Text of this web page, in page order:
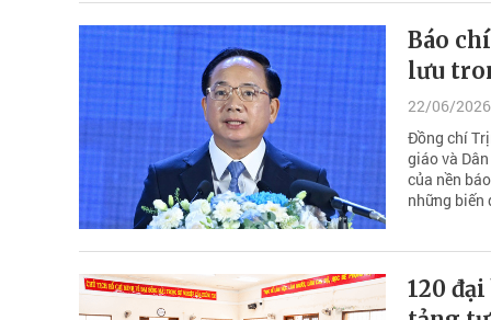
Báo
lưu
22/06/
Đồng chí
giáo và
của nền
những biến
120